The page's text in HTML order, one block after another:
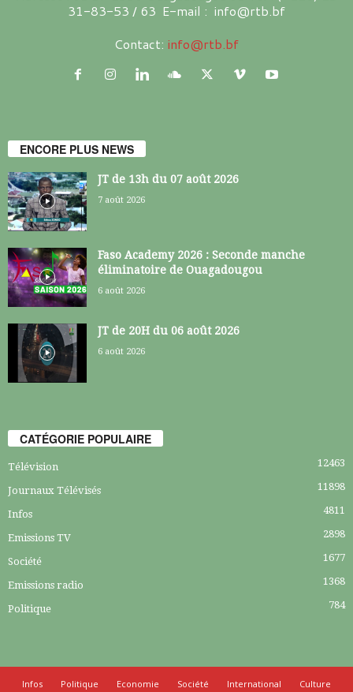
31-83-53 / 63 E-mail : info@rtb.bf
Contact: info@rtb.bf
ENCORE PLUS NEWS
JT de 13h du 07 août 2026
7 août 2026
Faso Academy 2026 : Seconde manche
éliminatoire de Ouagadougou
6 août 2026
JT de 20H du 06 août 2026
6 août 2026
CATÉGORIE POPULAIRE
Télévision 12463
Journaux Télévisés 11898
Infos 4811
Emissions TV 2898
Société 1677
Emissions radio 1368
Politique 784
Infos Politique Economie Société International Culture